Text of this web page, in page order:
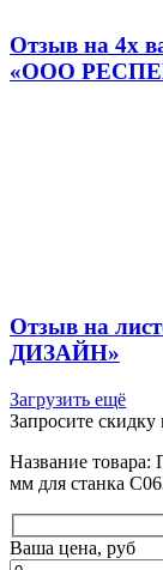
Отзыв на 4х
«ООО
Отзыв на
ДИЗАЙН»
Загрузить ещё
Запросите скидку
Название
мм для станка
Ваша цена, руб